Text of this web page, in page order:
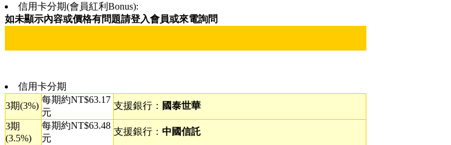
信用卡分期(會員紅利Bonus):
如未顯示內容或價格有問題請登入會員或來電詢問
信用卡分期
3期(3%)
每期約NT$63.17
元
支援銀行： 國泰世華
3期
(3.5%)
每期約NT$63.48
元
支援銀行： 中國信託